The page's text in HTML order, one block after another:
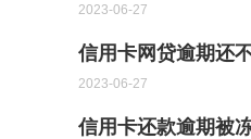
2023-06-27
信用卡网贷逾期还
2023-06-27
信用卡还款逾期被